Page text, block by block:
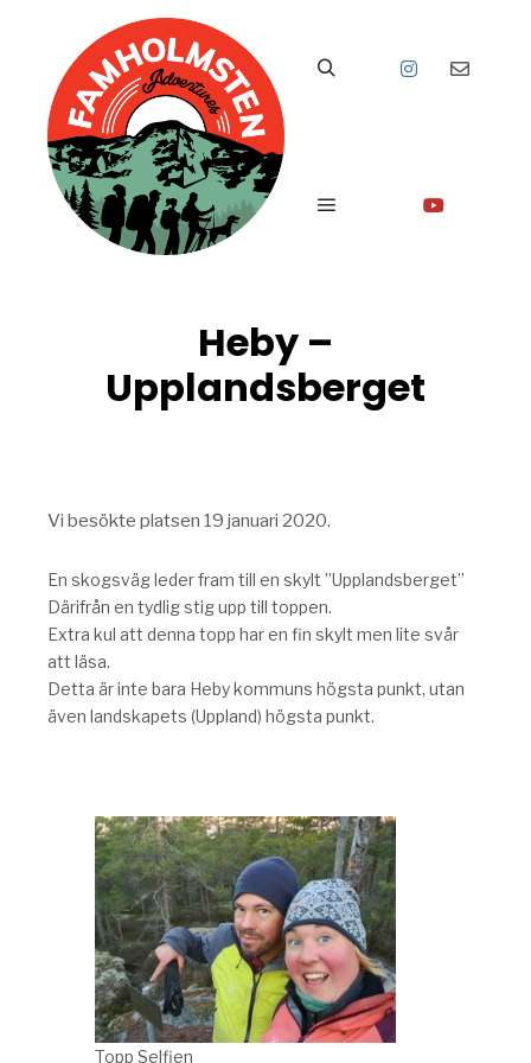
Heby –
Upplandsberget
Vi besökte platsen 19 januari 2020.
En skogsväg leder fram till en skylt ”Upplandsberget”
Därifrån en tydlig stig upp till toppen.
Extra kul att denna topp har en fin skylt men lite svår
att läsa.
Detta är inte bara Heby kommuns högsta punkt, utan
även landskapets (Uppland) högsta punkt.
Topp Selfien